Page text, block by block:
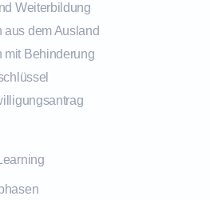
Weiterbildung
aus dem Ausland
mit Behinderung